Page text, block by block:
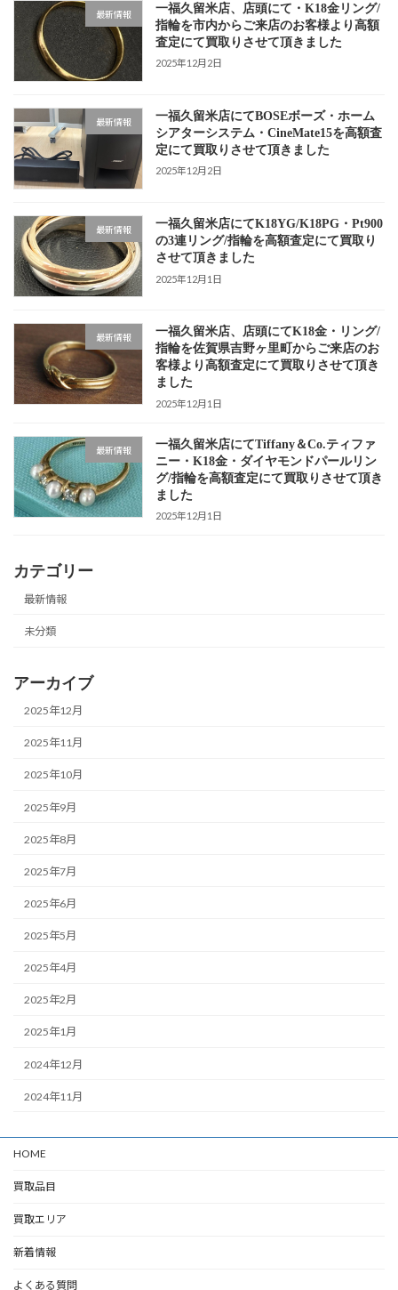
最新情報
一福久留米店、店頭にて・K18金リング/
指輪を市内からご来店のお客様より高額
査定にて買取りさせて頂きました
2025年12月2日
最新情報
一福久留米店にてBOSEボーズ・ホーム
シアターシステム・CineMate15を高額査
定にて買取りさせて頂きました
2025年12月2日
最新情報
一福久留米店にてK18YG/K18PG・Pt900
の3連リング/指輪を高額査定にて買取り
させて頂きました
2025年12月1日
最新情報
一福久留米店、店頭にてK18金・リング/
指輪を佐賀県吉野ヶ里町からご来店のお
客様より高額査定にて買取りさせて頂き
ました
2025年12月1日
最新情報
一福久留米店にてTiffany＆Co.ティファ
ニー・K18金・ダイヤモンドパールリン
グ/指輪を高額査定にて買取りさせて頂き
ました
2025年12月1日
カテゴリー
最新情報
未分類
アーカイブ
2025年12月
2025年11月
2025年10月
2025年9月
2025年8月
2025年7月
2025年6月
2025年5月
2025年4月
2025年2月
2025年1月
2024年12月
2024年11月
HOME
買取品目
買取エリア
新着情報
よくある質問